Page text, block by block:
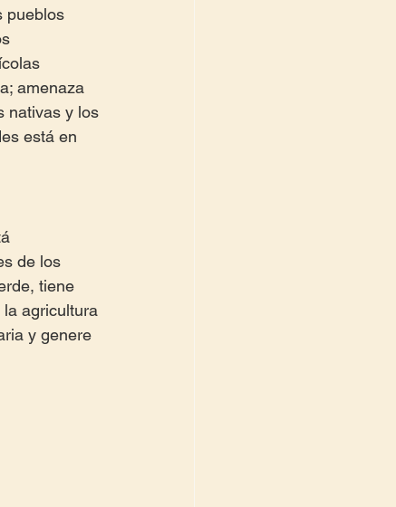
pueblos
amenaza
nativas y los
está en
de los
tiene
agricultura
y genere